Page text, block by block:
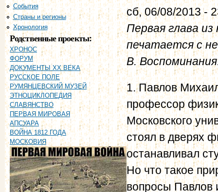
События
Страны и регионы
Хронология
Родственные проекты:
ХРОНОС
ФОРУМ
ДОКУМЕНТЫ XX ВЕКА
РУССКОЕ ПОЛЕ
РУМЯНЦЕВСКИЙ МУЗЕЙ
ЭТНОЦИКЛОПЕДИЯ
СЛАВЯНСТВО
ПЕРВАЯ МИРОВАЯ
АПСУАРА
ВОЙНА 1812 ГОДА
МОСКОВИЯ
сб, 06/08/2013 -
Первая глава
печатается с
В.
1. Павлов
профессор
Московского
стоял в дверях
останавливал
Но что такое
вопросы Павлов